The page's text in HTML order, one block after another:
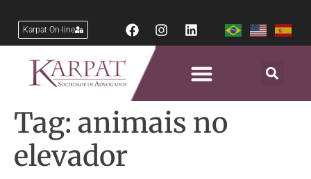
Karpat On-line
Tag: animais no
elevador